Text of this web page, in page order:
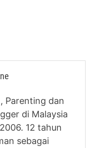
Parenting dan
di Malaysia
12 tahun
sebagai